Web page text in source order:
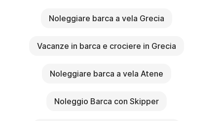
Noleggiare barca a vela Grecia
Vacanze in barca e crociere in Grecia
Noleggiare barca a vela Atene
Noleggio Barca con Skipper